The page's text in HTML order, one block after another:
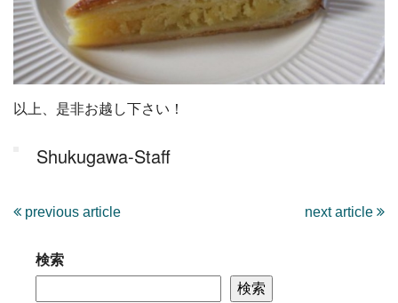
以上、是非お越し下さい！
Shukugawa-Staff
previous article next article
検索
検索